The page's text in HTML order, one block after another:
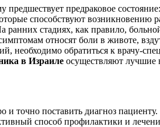
предшествует предраковое
способствуют
стадиях, как правило,
относят боли в животе,
обратиться к врачу-
в Израиле осуществляют лучшие
точно поставить диагноз
способ профилактики и